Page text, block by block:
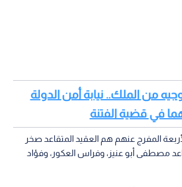
من الملك.. نيابة أمن الدولة
المفرج عنهم هم العقيد المتقاعد صخر
مصطفى أبو عنيز، وفراس العكور، وفؤاد